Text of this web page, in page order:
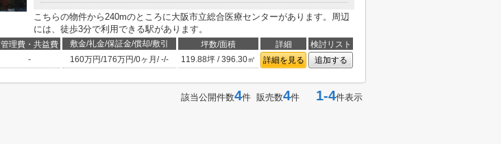
こちらの物件から240mのところに大阪市立総合医療センターがあります。周辺
には、徒歩3分で利用できる駅があります。
管理費・共益費 敷金/礼金/保証金/償却/敷引 坪数/面積 詳細
検討リスト
- 160万円/176万円/0ヶ月 /-/- 119.88坪 / 396.30㎡ 詳細を見る 追加する
該当公開件数4件 販売数4件 1-4件表示